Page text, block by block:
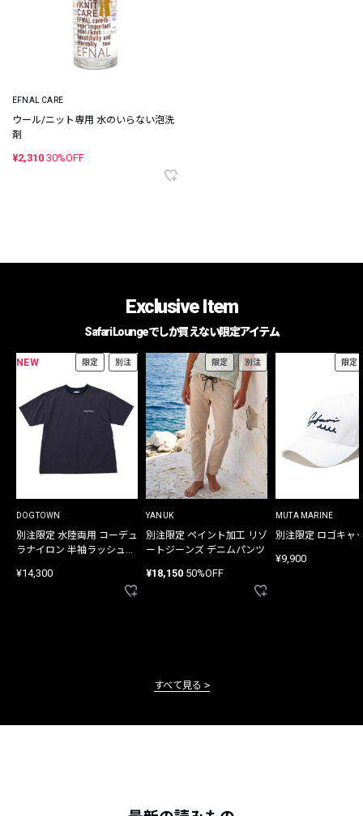
EFNAL CARE
ウール/ニット専用 水のいらない泡洗
剤
¥2,310 30%OFF
Exclusive Item
Safari Loungeでしか買えない限定アイテム
NEW 限定 別注
DOGTOWN
別注限定 水陸両用 コーデュ
ラナイロン 半袖ラッシュガ
¥14,300
限定 別注
YANUK
別注限定 ペイント加工 リゾ
ートジーンズ デニムパンツ
¥18,150 50%OFF
限定
MUTA MARINE
別注限定 ロゴキャ
¥9,900
すべて見る